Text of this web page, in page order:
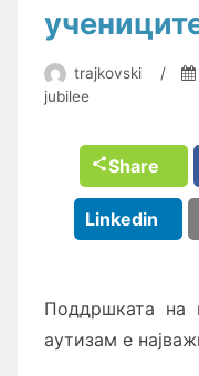
trajkovski /
jubilee
Share
Linkedin
Поддршката на
аутизам е